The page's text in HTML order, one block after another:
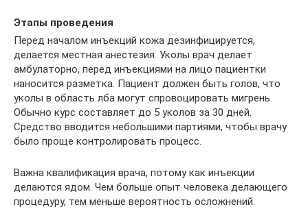
Этапы проведения
Перед началом инъекций кожа дезинфицируется,
делается местная анестезия. Уколы врач делает
амбулаторно, перед инъекциями на лицо пациентки
наносится разметка. Пациент должен быть голов, что
уколы в область лба могут спровоцировать мигрень.
Обычно курс составляет до 5 уколов за 30 дней.
Средство вводится небольшими партиями, чтобы врачу
было проще контролировать процесс.
Важна квалификация врача, потому как инъекции
делаются ядом. Чем больше опыт человека делающего
процедуру, тем меньше вероятность осложнений.